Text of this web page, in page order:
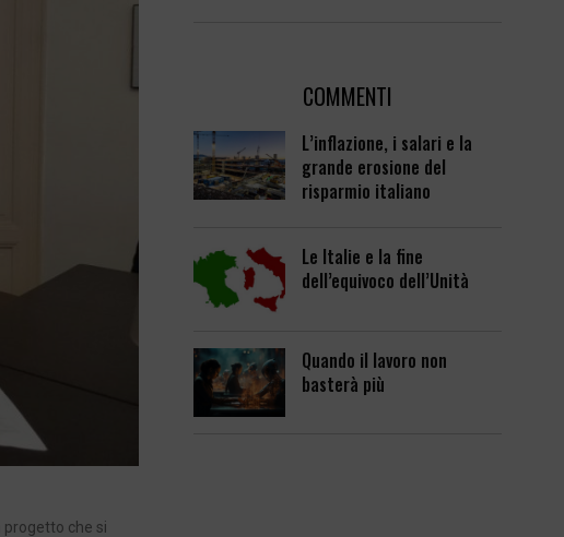
progetto che si
COMMENTI
L’inflazione, i salari e la
grande erosione del
risparmio italiano
Le Italie e la fine
dell’equivoco dell’Unità
Quando il lavoro non
basterà più